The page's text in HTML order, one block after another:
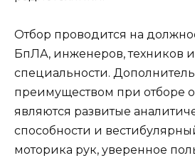
Отбор проводится на
БпЛА, инженеров, техников
специальности.
преимуществом при отборе
являются развитые
способности и
моторика рук, уверенное